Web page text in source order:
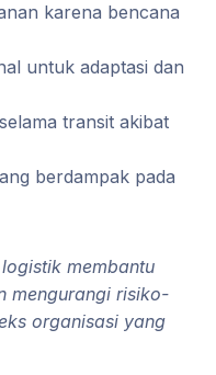
karena bencana
untuk adaptasi dan
transit akibat
berdampak pada
membantu
mengurangi risiko-
organisasi yang